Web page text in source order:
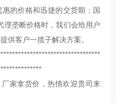
的价格和迅捷的交货期；国
理垄断价格时，我们会给用户
供客户一揽子解决方案。
家拿货价，热情欢迎贵司来